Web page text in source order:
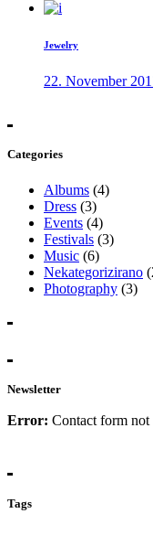
Jewelry
22. November
Categories
Albums (4)
Dress (3)
Events (4)
Festivals (3)
Music (6)
Nekategorizirano
Photography (3)
Newsletter
Error: Contact form not
Tags